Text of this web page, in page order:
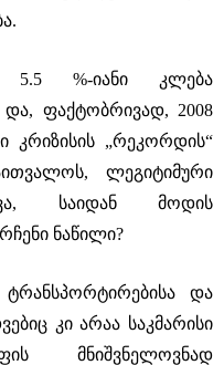
5.5 %-იანი კლება
და, ფაქტობრივად, 2008
„რეკორდის“
ლეგიტიმური
საიდან მოდის
ნაწილი?
და
კი არაა საკმარისი
მნიშვნელოვნად